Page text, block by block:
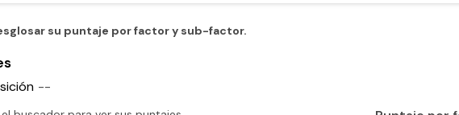
su puntaje por factor y sub-factor.
--